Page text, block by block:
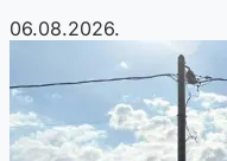
06.08.2026.